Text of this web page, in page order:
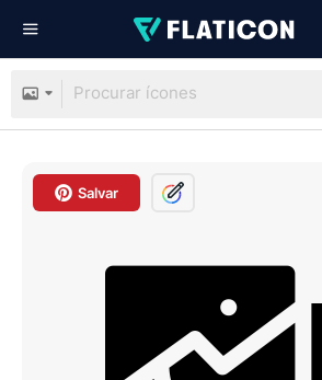
Salvar